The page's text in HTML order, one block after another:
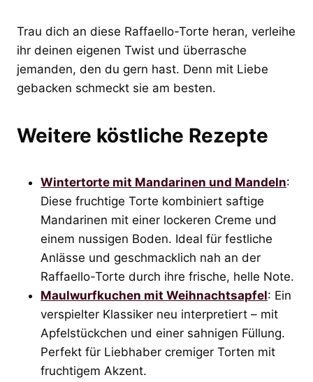
Trau dich an diese Raffaello-Torte heran, verleihe
ihr deinen eigenen Twist und überrasche
jemanden, den du gern hast. Denn mit Liebe
gebacken schmeckt sie am besten.
Weitere köstliche Rezepte
Wintertorte mit Mandarinen und Mandeln:
Diese fruchtige Torte kombiniert saftige
Mandarinen mit einer lockeren Creme und
einem nussigen Boden. Ideal für festliche
Anlässe und geschmacklich nah an der
Raffaello-Torte durch ihre frische, helle Note.
Maulwurfkuchen mit Weihnachtsapfel: Ein
verspielter Klassiker neu interpretiert – mit
Apfelstückchen und einer sahnigen Füllung.
Perfekt für Liebhaber cremiger Torten mit
fruchtigem Akzent.